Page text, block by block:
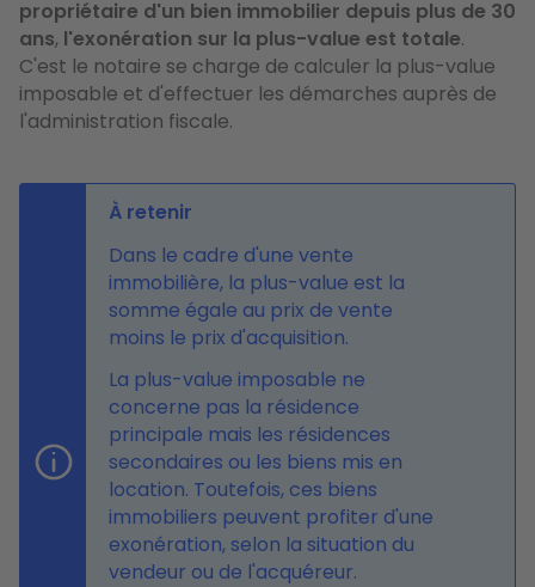
propriétaire d'un bien immobilier depuis plus de 30
ans, l'exonération sur la plus-value est totale.
C'est le notaire se charge de calculer la plus-value
imposable et d'effectuer les démarches auprès de
l'administration fiscale.
À retenir
Dans le cadre d'une vente
immobilière, la plus-value est la
somme égale au prix de vente
moins le prix d'acquisition.
La plus-value imposable ne
concerne pas la résidence
principale mais les résidences
secondaires ou les biens mis en
location. Toutefois, ces biens
immobiliers peuvent profiter d'une
exonération, selon la situation du
vendeur ou de l'acquéreur.